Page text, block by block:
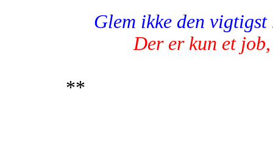
Glem ikke den
Der er kun et
**